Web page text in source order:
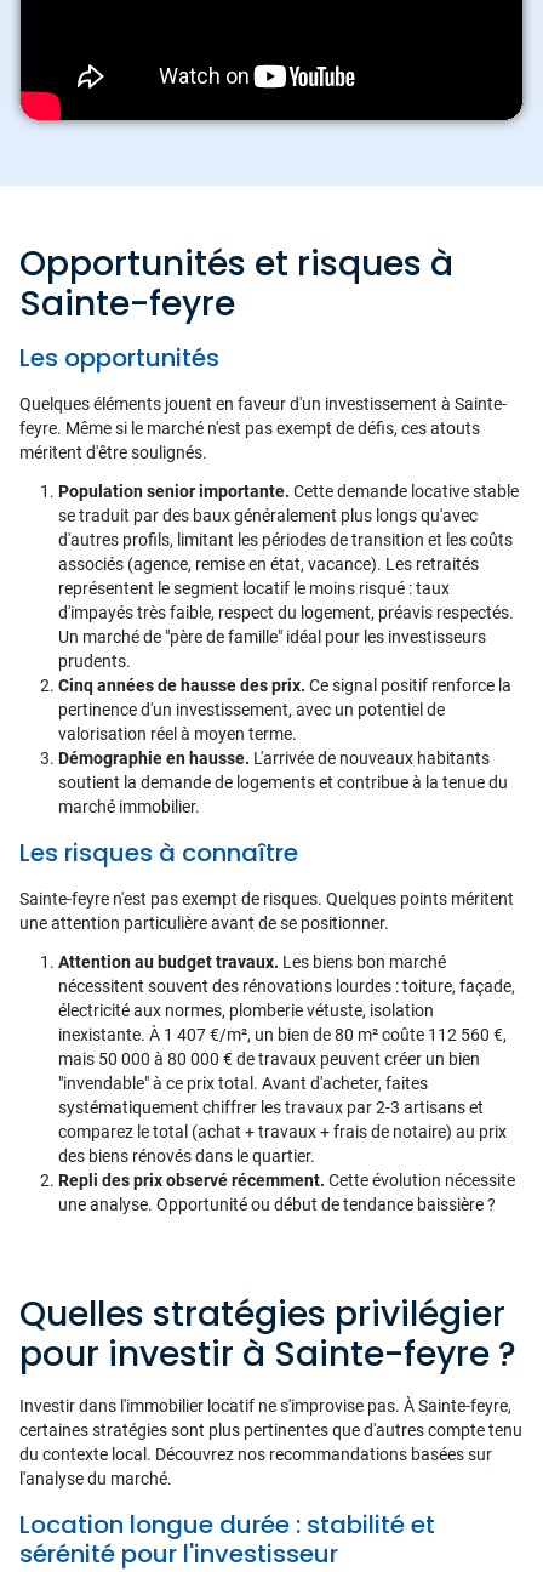
Opportunités et risques à
Sainte-feyre
Les opportunités
Quelques éléments jouent en faveur d'un investissement à Sainte-
feyre. Même si le marché n'est pas exempt de défis, ces atouts
méritent d'être soulignés.
Population senior importante. Cette demande locative stable
se traduit par des baux généralement plus longs qu'avec
d'autres profils, limitant les périodes de transition et les coûts
associés (agence, remise en état, vacance). Les retraités
représentent le segment locatif le moins risqué : taux
d'impayés très faible, respect du logement, préavis respectés.
Un marché de "père de famille" idéal pour les investisseurs
prudents.
Cinq années de hausse des prix. Ce signal positif renforce la
pertinence d'un investissement, avec un potentiel de
valorisation réel à moyen terme.
Démographie en hausse. L'arrivée de nouveaux habitants
soutient la demande de logements et contribue à la tenue du
marché immobilier.
Les risques à connaître
Sainte-feyre n'est pas exempt de risques. Quelques points méritent
une attention particulière avant de se positionner.
Attention au budget travaux. Les biens bon marché
nécessitent souvent des rénovations lourdes : toiture, façade,
électricité aux normes, plomberie vétuste, isolation
inexistante. À 1 407 €/m², un bien de 80 m² coûte 112 560 €,
mais 50 000 à 80 000 € de travaux peuvent créer un bien
"invendable" à ce prix total. Avant d'acheter, faites
systématiquement chiffrer les travaux par 2-3 artisans et
comparez le total (achat + travaux + frais de notaire) au prix
des biens rénovés dans le quartier.
Repli des prix observé récemment. Cette évolution nécessite
une analyse. Opportunité ou début de tendance baissière ?
Quelles stratégies privilégier
pour investir à Sainte-feyre ?
Investir dans l'immobilier locatif ne s'improvise pas. À Sainte-feyre,
certaines stratégies sont plus pertinentes que d'autres compte tenu
du contexte local. Découvrez nos recommandations basées sur
l'analyse du marché.
Location longue durée : stabilité et
sérénité pour l'investisseur